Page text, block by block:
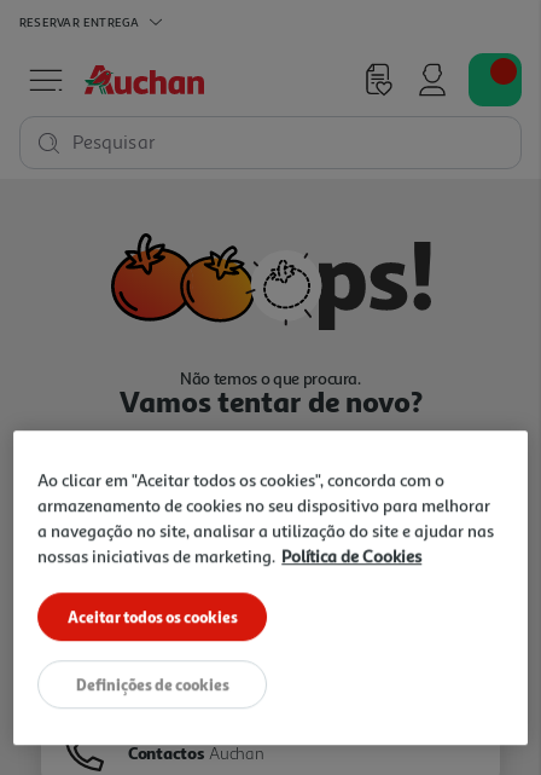
RESERVAR ENTREGA
Pesquisar
Não temos o que procura.
Vamos tentar de novo?
Ir para Homepage
Folhetos
Contactos Auchan
Ao clicar em "Aceitar todos os cookies", concorda com o
armazenamento de cookies no seu dispositivo para melhorar
a navegação no site, analisar a utilização do site e ajudar nas
nossas iniciativas de marketing. Política de Cookies
Aceitar todos os cookies
Definições de cookies